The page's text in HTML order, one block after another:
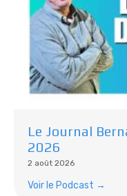
Le Journal
2026
2 août 2026
Voir le Podcast →